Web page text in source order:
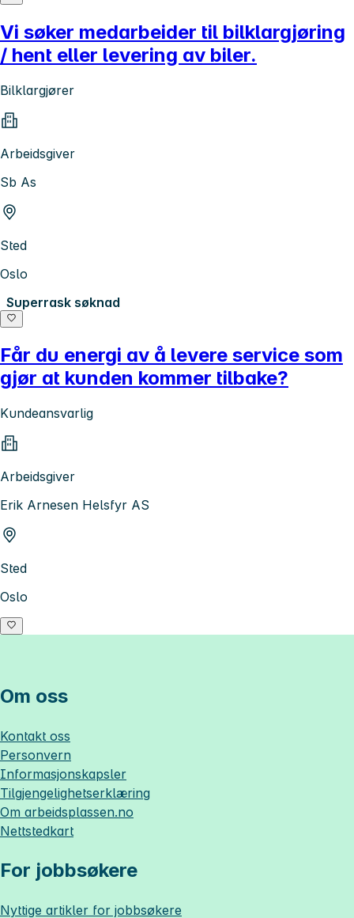
Vi søker medarbeider til bilklargjøring
/ hent eller levering av biler.
Bilklargjører
Arbeidsgiver
Sb As
Sted
Oslo
Superrask søknad
Får du energi av å levere service som
gjør at kunden kommer tilbake?
Kundeansvarlig
Arbeidsgiver
Erik Arnesen Helsfyr AS
Sted
Oslo
Om oss
Kontakt oss
Personvern
Informasjonskapsler
Tilgjengelighetserklæring
Om arbeidsplassen.no
Nettstedkart
For jobbsøkere
Nyttige artikler for jobbsøkere